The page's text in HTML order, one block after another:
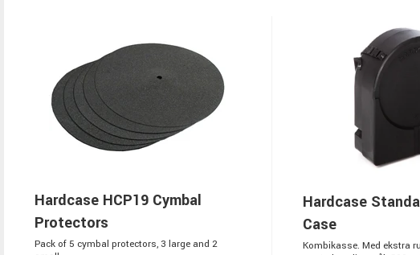
Hardcase HCP19 Cymbal
Protectors
Pack of 5 cymbal protectors, 3 large and 2
Hardcase
Case
Kombikasse. Med ekstra